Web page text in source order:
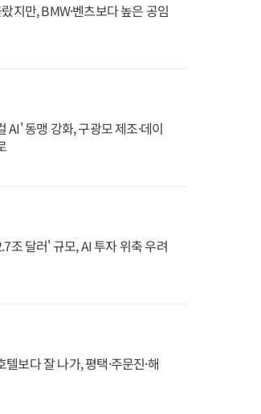
지만, BMW·벤츠보다 높은 공임
동맹 강화, 구광모 제조·데이
조 달러' 규모, AI 투자 위축 우려
보다 잘 나가, 평택·주문진·해